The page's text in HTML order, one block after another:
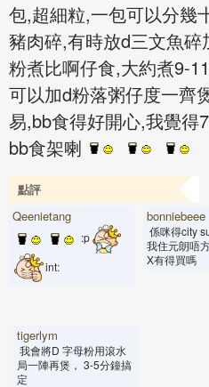
包,超細粒,一包可以分幾
豬肉碎,有時放d三文魚
粉煮比啊仔食,大約煮9-
可以加d粉落粥仔度一齊
易,bb食得好開心,我覺得
bb食架喇
點評
Qeenietang
:p
int:
bonniebeee
係咪得city
我住元朗唔
X有得買嗎
tigerlym
我會將D 字母粉用滾水
局一陣再煲， 3-5分鐘搞
定